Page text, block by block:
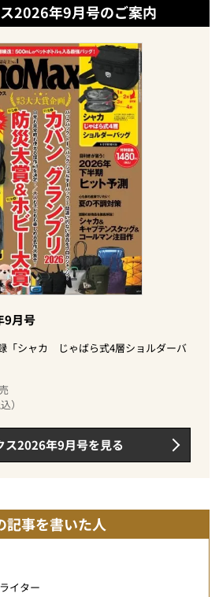
2026年9月号のご案内
9月号
「シャカ じゃばら式4層ショルダーバ
）
ス2026年9月号を見る
記事を書いた人
ライター